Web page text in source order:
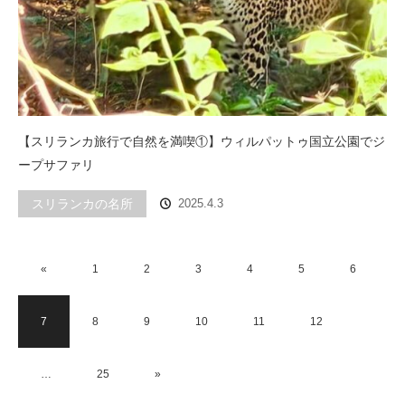
【スリランカ旅行で自然を満喫①】ウィルパットゥ国立公園でジ
ープサファリ
スリランカの名所 2025.4.3
« 1 2 3 4 5 6
7 8 9 10 11 12
… 25 »